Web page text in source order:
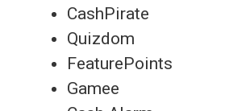
CashPirate
Quizdom
FeaturePoints
Gamee